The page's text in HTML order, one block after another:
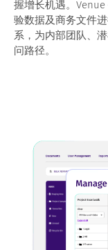
握增长机遇。
验数据及商务文件
系，为内部团队、
问路径。